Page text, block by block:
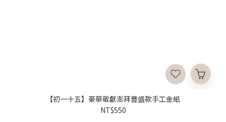
【初一十五】豪華敬獻澎拜豐盛款手工金紙
NT$550